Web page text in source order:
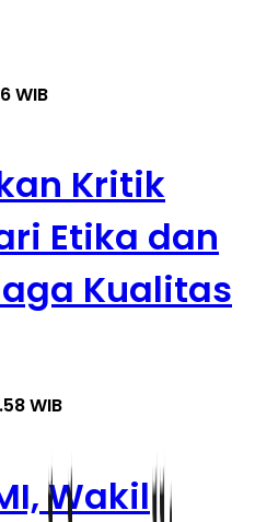
WIB
Kritik
Etika dan
Kualitas
WIB
Wakil